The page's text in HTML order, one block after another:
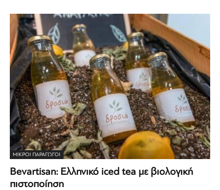
ΜΙΚΡΟΊ ΠΑΡΑΓΩΓΟΊ
Bevartisan: Ελληνικό iced tea με βιολογική
πιστοποίηση